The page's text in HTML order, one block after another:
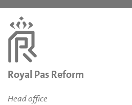
Royal Pas Reform
Head office